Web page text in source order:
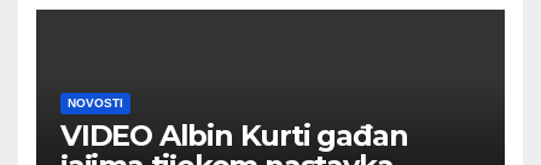
NOVOSTI
VIDEO Albin Kurti gađan